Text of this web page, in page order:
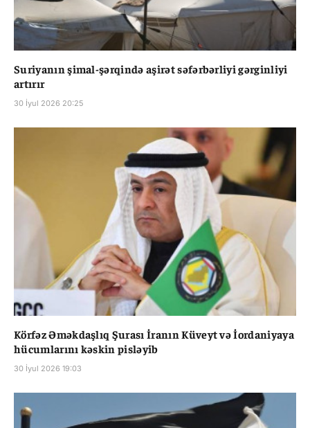
Suriyanın şimal-şərqində aşirət səfərbərliyi gərginliyi
artırır
30 İyul 2026 20:25
Körfəz Əməkdaşlıq Şurası İranın Küveyt və İordaniyaya
hücumlarını kəskin pisləyib
30 İyul 2026 19:03